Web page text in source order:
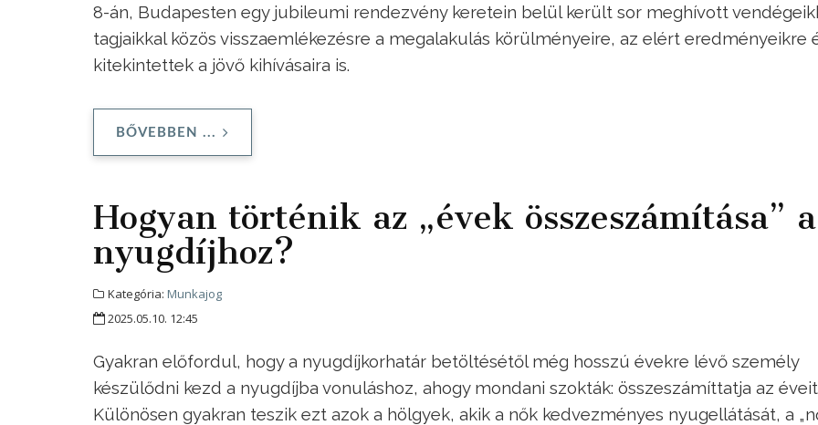
8-án, Budapesten egy jubileumi rendezvény keretein belül került sor meghívott
tagjaikkal közös visszaemlékezésre a megalakulás körülményeire, az elért eredményeikre
kitekintettek a jövő kihívásaira is.
BŐVEBBEN ...
Hogyan történik az „évek összeszámítása” a
nyugdíjhoz?
Kategória: Munkajog
2025.05.10. 12:45
Gyakran előfordul, hogy a nyugdíjkorhatár betöltésétől még hosszú évekre lévő személy
készülődni kezd a nyugdíjba vonuláshoz, ahogy mondani szokták: összeszámíttatja az
Különösen gyakran teszik ezt azok a hölgyek, akik a nők kedvezményes nyugellátását, a